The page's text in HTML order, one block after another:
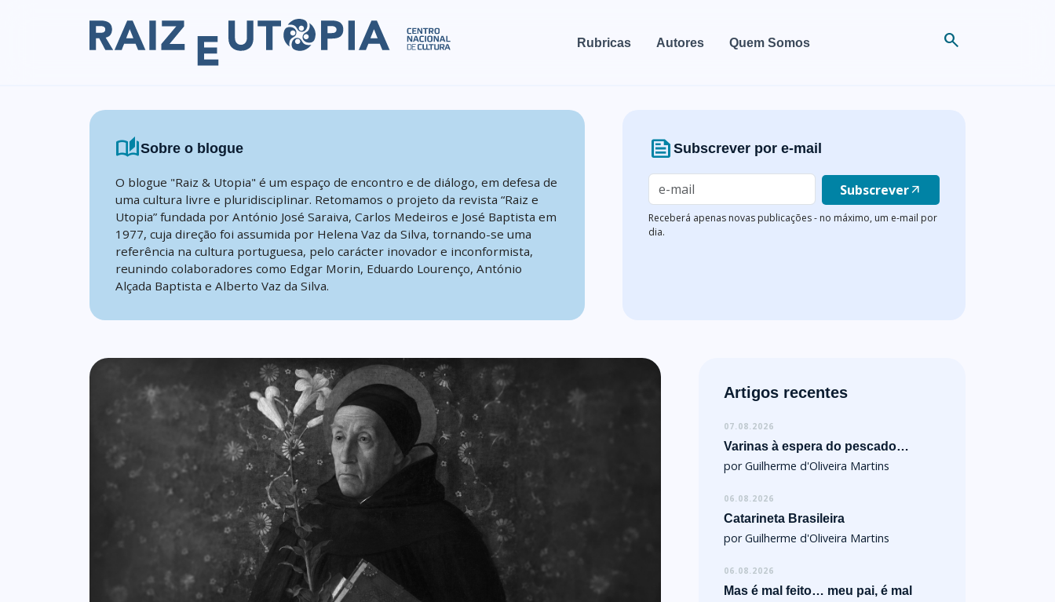
Rubricas Autores Quem Somos search
auto_storiesSobre o blogue
O blogue "Raiz & Utopia" é um espaço de encontro e de diálogo, em defesa de
uma cultura livre e pluridisciplinar. Retomamos o projeto da revista “Raiz e
Utopia” fundada por António José Saraiva, Carlos Medeiros e José Baptista em
1977, cuja direção foi assumida por Helena Vaz da Silva, tornando-se uma
referência na cultura portuguesa, pelo carácter inovador e inconformista,
reunindo colaboradores como Edgar Morin, Eduardo Lourenço, António
Alçada Baptista e Alberto Vaz da Silva.
news Subscrever por e-mail
Subscrever arrow_outward
Receberá apenas novas publicações - no máximo, um e-mail por
dia.
Lista de artigos
Artigos recentes
07.08.2026
Varinas à espera do pescado…
por Guilherme d'Oliveira Martins
06.08.2026
Catarineta Brasileira
por Guilherme d'Oliveira Martins
06.08.2026
Mas é mal feito… meu pai, é mal